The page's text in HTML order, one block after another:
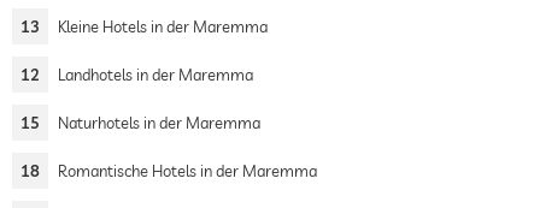
13 Kleine Hotels in der Maremma
12 Landhotels in der Maremma
15 Naturhotels in der Maremma
18 Romantische Hotels in der Maremma